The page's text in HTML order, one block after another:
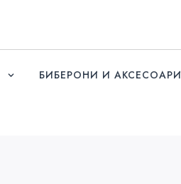
БИБЕРОНИ И АКСЕСОАРИ